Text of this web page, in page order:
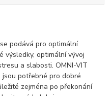
podává pro optimální
výsledky, optimální vývoj
a slabosti. OMNI-VIT
potřebné pro dobré
zejména po překonání